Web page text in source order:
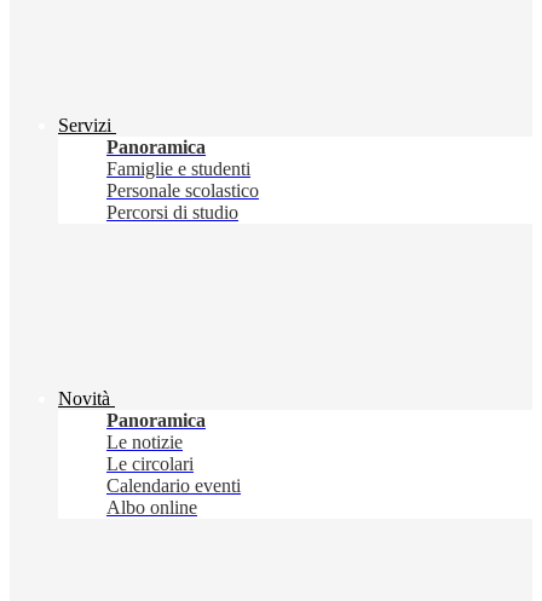
Servizi
Panoramica
Famiglie e studenti
Personale scolastico
Percorsi di studio
Novità
Panoramica
Le notizie
Le circolari
Calendario eventi
Albo online